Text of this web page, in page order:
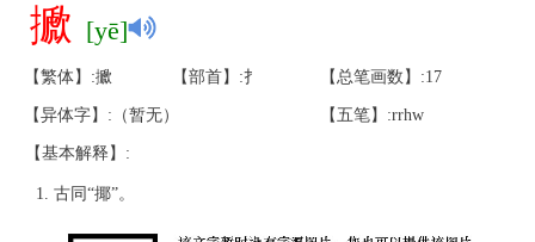
擨 [yē]
【繁体】:擨 【部首】:扌 【总笔画数】:17
【异体字】:（暂无） 【五笔】:rrhw
【基本解释】:
古同“揶”。